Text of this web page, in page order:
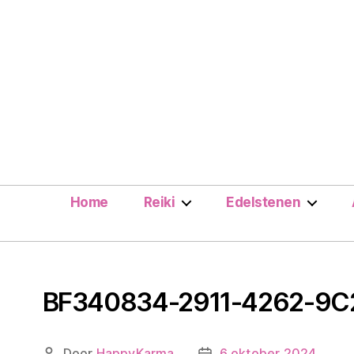
Home Reiki Edelstenen
BF340834-2911-4262-